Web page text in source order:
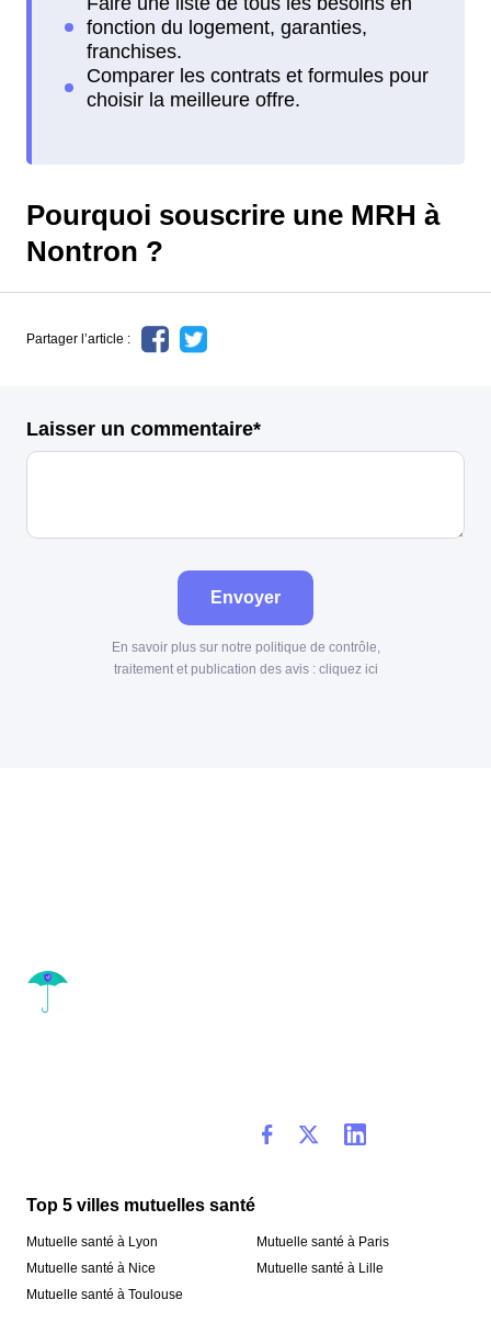
Pourquoi souscrire une MRH à
Nontron ?
Partager l’article :
Laisser un commentaire*
Envoyer
En savoir plus sur notre politique de contrôle,
traitement et publication des avis : cliquez ici
Top 5 villes mutuelles santé
Mutuelle santé à Lyon
Mutuelle santé à Nice
Mutuelle santé à Toulouse
Mutuelle santé à Paris
Mutuelle santé à Lille